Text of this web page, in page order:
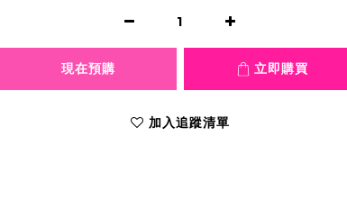
現在預購 立即購買
加入追蹤清單